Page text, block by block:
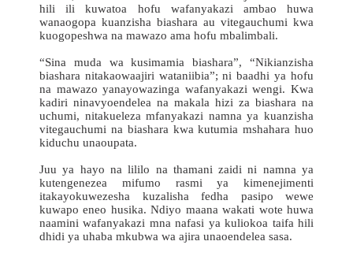
hili ili kuwatoa hofu wafanyakazi ambao huwa
wanaogopa kuanzisha biashara au vitegauchumi kwa
kuogopeshwa na mawazo ama hofu mbalimbali.
“Sina muda wa kusimamia biashara”, “Nikianzisha
biashara nitakaowaajiri wataniibia”; ni baadhi ya hofu
na mawazo yanayowazinga wafanyakazi wengi. Kwa
kadiri ninavyoendelea na makala hizi za biashara na
uchumi, nitakueleza mfanyakazi namna ya kuanzisha
vitegauchumi na biashara kwa kutumia mshahara huo
kiduchu unaoupata.
Juu ya hayo na lililo na thamani zaidi ni namna ya
kutengenezea mifumo rasmi ya kimenejimenti
itakayokuwezesha kuzalisha fedha pasipo wewe
kuwapo eneo husika. Ndiyo maana wakati wote huwa
naamini wafanyakazi mna nafasi ya kuliokoa taifa hili
dhidi ya uhaba mkubwa wa ajira unaoendelea sasa.